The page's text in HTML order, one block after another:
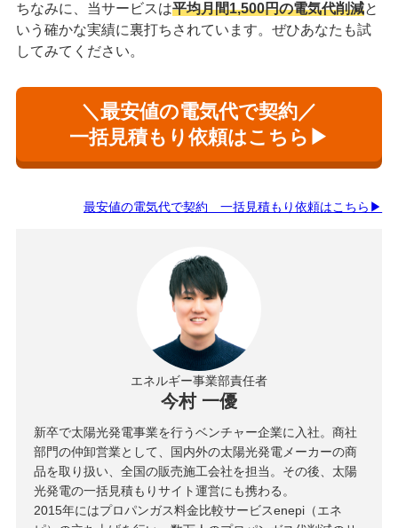
ちなみに、当サービスは平均月間1,500円の電気代削減と
いう確かな実績に裏打ちされています。ぜひあなたも試
してみてください。
＼最安値の電気代で契約／
一括見積もり依頼はこちら▶
最安値の電気代で契約 一括見積もり依頼はこちら▶
エネルギー事業部責任者
今村 一優
新卒で太陽光発電事業を行うベンチャー企業に入社。商社
部門の仲卸営業として、国内外の太陽光発電メーカーの商
品を取り扱い、全国の販売施工会社を担当。その後、太陽
光発電の一括見積もりサイト運営にも携わる。
2015年にはプロパンガス料金比較サービスenepi（エネ